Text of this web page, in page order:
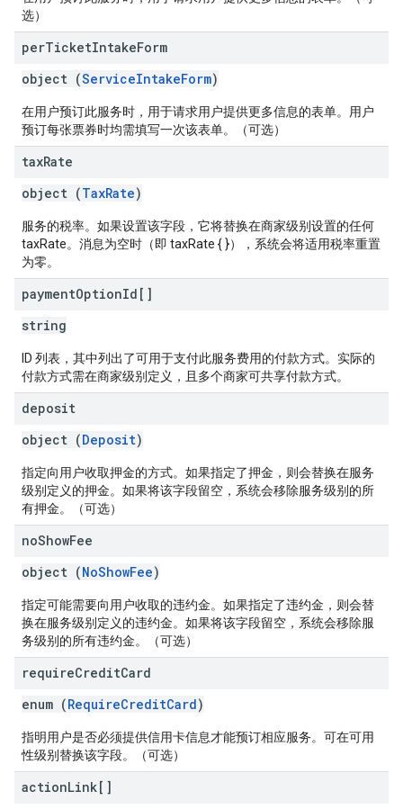
选）
perTicketIntakeForm
object (ServiceIntakeForm)
在用户预订此服务时，用于请求用户提供更多信息的表单。用户
预订每张票券时均需填写一次该表单。（可选）
taxRate
object (TaxRate)
服务的税率。如果设置该字段，它将替换在商家级别设置的任何
taxRate。消息为空时（即 taxRate { }），系统会将适用税率重置
为零。
paymentOptionId[]
string
ID 列表，其中列出了可用于支付此服务费用的付款方式。实际的
付款方式需在商家级别定义，且多个商家可共享付款方式。
deposit
object (Deposit)
指定向用户收取押金的方式。如果指定了押金，则会替换在服务
级别定义的押金。如果将该字段留空，系统会移除服务级别的所
有押金。（可选）
noShowFee
object (NoShowFee)
指定可能需要向用户收取的违约金。如果指定了违约金，则会替
换在服务级别定义的违约金。如果将该字段留空，系统会移除服
务级别的所有违约金。（可选）
requireCreditCard
enum (RequireCreditCard)
指明用户是否必须提供信用卡信息才能预订相应服务。可在可用
性级别替换该字段。（可选）
actionLink[]